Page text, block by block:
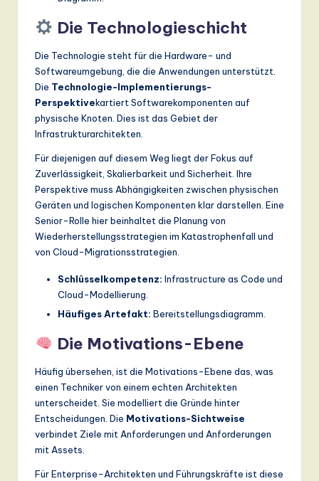
Die Technologieschicht
Die Technologie steht für die Hardware- und
Softwareumgebung, die die Anwendungen unterstützt.
Die Technologie-Implementierungs-
Perspektivekartiert Softwarekomponenten auf
physische Knoten. Dies ist das Gebiet der
Infrastrukturarchitekten.
Für diejenigen auf diesem Weg liegt der Fokus auf
Zuverlässigkeit, Skalierbarkeit und Sicherheit. Ihre
Perspektive muss Abhängigkeiten zwischen physischen
Geräten und logischen Komponenten klar darstellen. Eine
Senior-Rolle hier beinhaltet die Planung von
Wiederherstellungsstrategien im Katastrophenfall und
von Cloud-Migrationsstrategien.
Schlüsselkompetenz: Infrastructure as Code und
Cloud-Modellierung.
Häufiges Artefakt: Bereitstellungsdiagramm.
Die Motivations-Ebene
Häufig übersehen, ist die Motivations-Ebene das, was
einen Techniker von einem echten Architekten
unterscheidet. Sie modelliert die Gründe hinter
Entscheidungen. Die Motivations-Sichtweise
verbindet Ziele mit Anforderungen und Anforderungen
mit Assets.
Für Enterprise-Architekten und Führungskräfte ist diese